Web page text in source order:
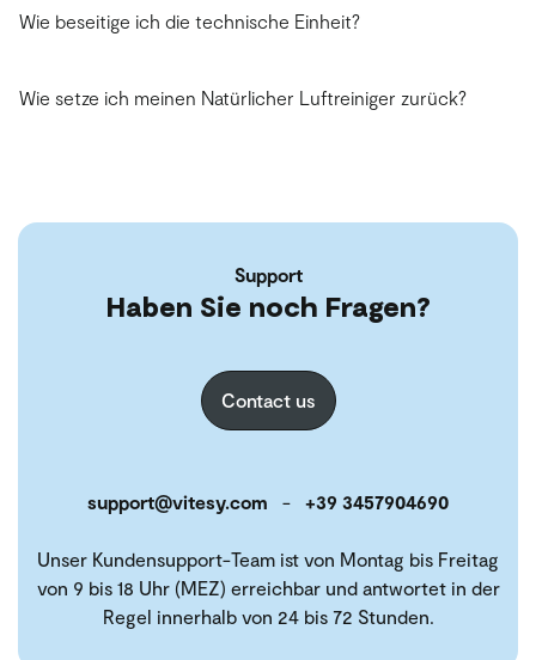
Wie beseitige ich die technische Einheit?
Wie setze ich meinen Natürlicher Luftreiniger zurück?
Support
Haben Sie noch Fragen?
Contact us
support@vitesy.com - +39 3457904690
Unser Kundensupport-Team ist von Montag bis Freitag
von 9 bis 18 Uhr (MEZ) erreichbar und antwortet in der
Regel innerhalb von 24 bis 72 Stunden.